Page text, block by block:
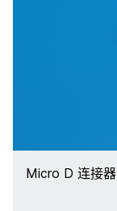
Micro D 连接器